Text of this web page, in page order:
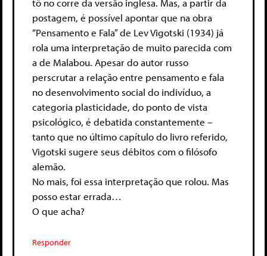
tô no corre da versão inglesa. Mas, a partir da
postagem, é possível apontar que na obra
“Pensamento e Fala” de Lev Vigotski (1934) já
rola uma interpretação de muito parecida com
a de Malabou. Apesar do autor russo
perscrutar a relação entre pensamento e fala
no desenvolvimento social do indivíduo, a
categoria plasticidade, do ponto de vista
psicológico, é debatida constantemente –
tanto que no último capítulo do livro referido,
Vigotski sugere seus débitos com o filósofo
alemão.
No mais, foi essa interpretação que rolou. Mas
posso estar errada…
O que acha?
Responder